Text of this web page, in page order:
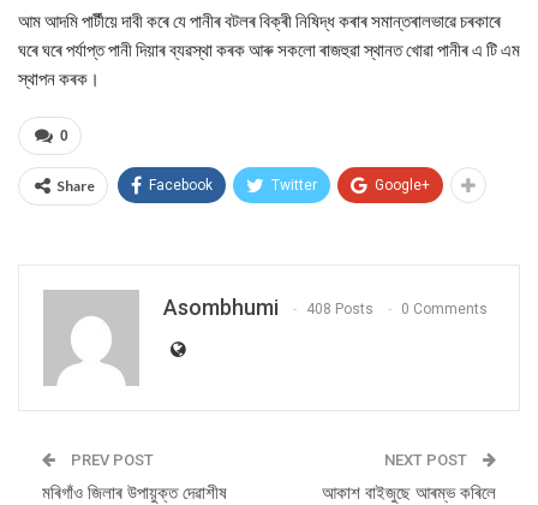
আম আদমি পাৰ্টীয়ে দাবী কৰে যে পানীৰ বটলৰ বিক্ৰী নিষিদ্ধ কৰাৰ সমান্তৰালভাৱে চৰকাৰে
ঘৰে ঘৰে পৰ্যাপ্ত পানী দিয়াৰ ব্যৱস্থা কৰক আৰু সকলো ৰাজহুৱা স্থানত খোৱা পানীৰ এ টি এম
স্থাপন কৰক।
0
Share Facebook Twitter Google+
Asombhumi 408 Posts 0 Comments
PREV POST
মৰিগাঁও জিলাৰ উপায়ুক্ত দেৱাশীষ
NEXT POST
আকাশ বাইজুছে আৰম্ভ কৰিলে